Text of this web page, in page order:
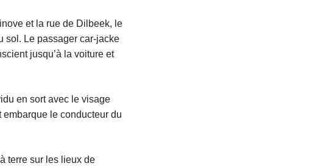
et la rue de Dilbeek, le
sol. Le passager car-jacke
jusqu’à la voiture et
en sort avec le visage
le conducteur du
terre sur les lieux de